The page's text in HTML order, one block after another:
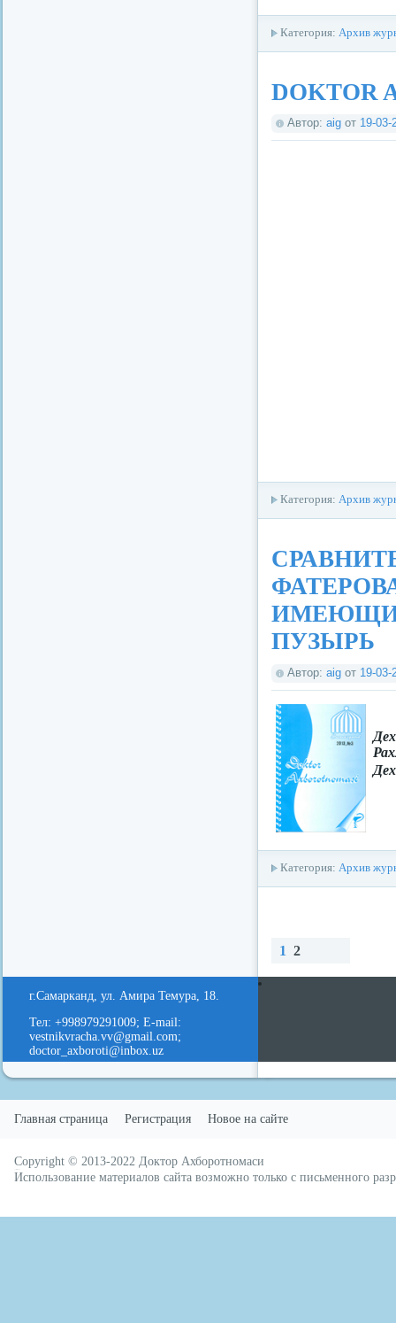
Категория: Архив
DOKTOR
Автор: aig от 19-03-
Категория: Архив
ПУЗЫРЬ
Автор: aig от 19-03-
Категория: Архив
1 2
г.Самарканд, ул. Амира Темура, 18.
Тел: +998979291009; E-mail:
vestnikvracha.vv@gmail.com;
doctor_axboroti@inbox.uz
Главная страница Регистрация Новое на сайте
Copyright © 2013-2022 Доктор Ахборотномаси
Использование материалов сайта возможно только с письменного